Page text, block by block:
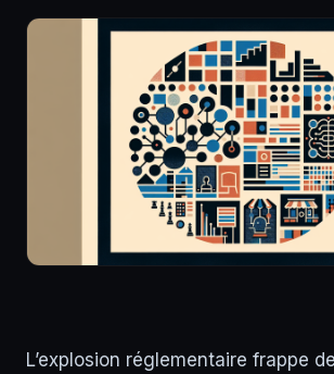
L’explosion réglementaire frappe